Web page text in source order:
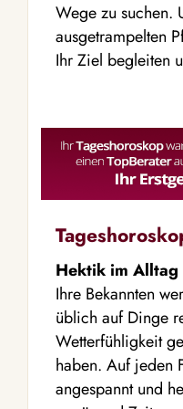
Wege zu suchen.
ausgetrampelten
Ihr Ziel begleiten
Hektik im Alltag
Ihre Bekannten
üblich auf Dinge
Wetterfühligkeit
haben. Auf jeden
angespannt und